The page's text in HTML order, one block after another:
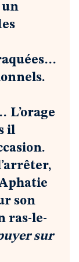
un
L’orage
il
son
ras-le-
sur